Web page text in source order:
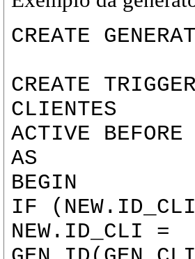
CREATE
CREATE
CLIENTES
ACTIVE
AS
BEGIN
IF
NEW.ID_CLI =